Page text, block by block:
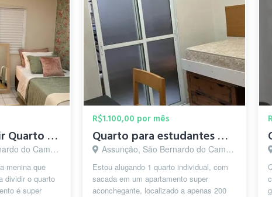
estrutura necessária para se viver plenamente. "
ao centro, com fácil acesso para a rodovia Anchieta e Imigrantes,
Vaga para Dividir Quarto (Feminino)
do Campo - SP
menina que
dividir o quarto
é super
R$1.100,00 por mês
Quarto para estudantes mulheres
Assunção, São Bernardo do Campo - SP
Estou alugando 1 quarto individual, com
sacada em um apartamento super
aconchegante, localizado a apenas 200